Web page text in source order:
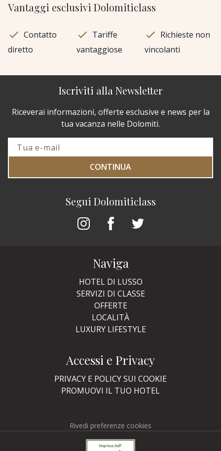
Vantaggi esclusivi Dolomiticlass
Contatto
diretto
Tariffe
vantaggiose
Richieste non
vincolanti
Segui Dolomiticlass
Iscriviti alla Newsletter
Riceverai informazioni, offerte esclusive e news per la
tua vacanza nelle Dolomiti.
CONTINUA
Naviga
HOTEL DI LUSSO
SERVIZI DI CLASSE
OFFERTE
LOCALITÀ
LUXURY LIFESTYLE
Accessi e Privacy
PRIVACY E POLICY SUI COOKIE
PROMUOVI IL TUO HOTEL
Rivedi preferenze cookies